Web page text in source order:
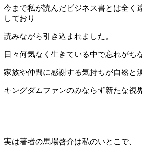
今まで私が読んだビジネス書とは全く
しており
読みながら引き込まれました。
日々何気なく生きている中で忘れがちな
家族や仲間に感謝する気持ちが自然と
キングダムファンのみならず新たな視
実は著者の馬場啓介は私のいとこで、